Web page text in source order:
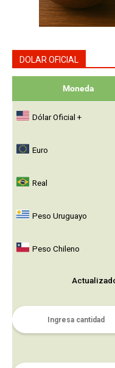
DOLAR OFICIAL
Moneda
Dólar Oficial +
Euro
Real
Peso Uruguayo
Peso Chileno